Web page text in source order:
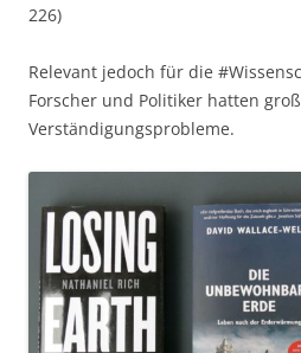
226)
Relevant jedoch für die
Forscher und Politiker hatten
Verständigungsprobleme.